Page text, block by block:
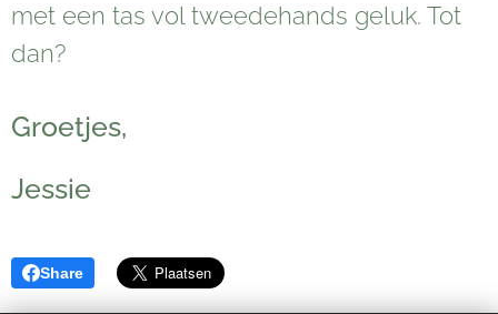
met een tas vol tweedehands geluk. Tot
dan? 👋
Groetjes,
Jessie
Share